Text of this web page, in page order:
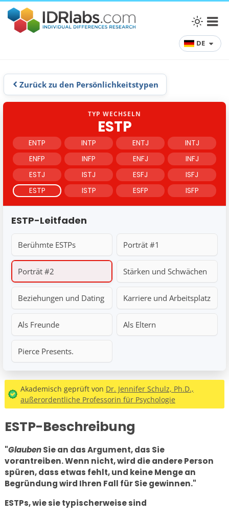
DE
Zurück zu den Persönlichkeitstypen
TYP WECHSELN
ESTP
ENTP INTP ENTJ
INTJ
ENFP
INFP ENFJ
INFJ
ESTJ
ISTJ ESFJ
ISFJ
ESTP
ISTP ESFP ISFP
ESTP-Leitfaden
Berühmte ESTPs Porträt #1
Porträt #2 Stärken und Schwächen
Beziehungen und Dating Karriere und Arbeitsplatz
Als Freunde Als Eltern
Pierce Presents.
Akademisch geprüft von Dr. Jennifer Schulz, Ph.D.,
außerordentliche Professorin für Psychologie
ESTP-Beschreibung
"GlaubenSie an das Argument, das Sie
vorantreiben. Wenn nicht, wird die andere Person
spüren, dass etwas fehlt, und keine Menge an
Begründung wird Ihren Fall für Sie gewinnen."
ESTPs, wie sie typischerweise sind